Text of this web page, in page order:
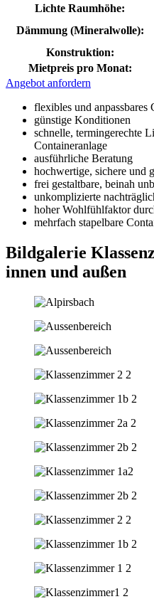
Lichte Raumhöhe:
Dämmung (Mineralwolle):
Konstruktion:
Mietpreis pro Monat:
Angebot anfordern
flexibles und anpassbares
günstige Konditionen
schnelle, termingerechte
Containeranlage
ausführliche Beratung
hochwertige, sichere und
frei gestaltbare, beinah
unkomplizierte
hoher Wohlfühlfaktor
mehrfach stapelbare
Bildgalerie
innen und außen